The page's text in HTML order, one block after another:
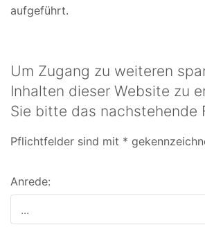
aufgeführt.
Um Zugang zu weiteren
Inhalten dieser Website zu
Sie bitte das nachstehende
Pflichtfelder sind mit *
Anrede: